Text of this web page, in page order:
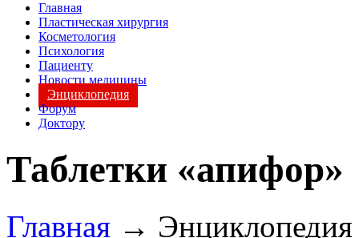
Главная
Пластическая хирургия
Косметология
Психология
Пациенту
Новости медицины
Энциклопедия
Форум
Доктору
Таблетки «апифор»
Главная →